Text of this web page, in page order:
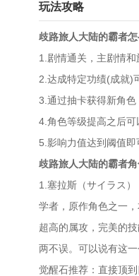
玩法攻略
歧路旅人大陆的霸者
1.剧情通关，主剧情
2.达成特定功绩(成就)
3.通过抽卡获得新角
4.角色等级提高之后
5.影响力值达到阈值即
歧路旅人大陆的霸者
1.塞拉斯（サイラス）
学者，原作角色之一
超高的属攻，完美的
两不误。可以说有这
觉醒石推荐：直接顶